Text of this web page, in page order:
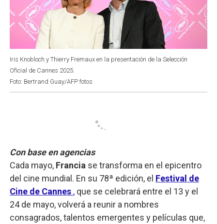
Iris Knobloch y Thierry Fremaux en la presentación de la Selección
Oficial de Cannes 2025.
Foto: Bertrand Guay/AFP fotos
Con base en agencias
Cada mayo, Francia se transforma en el epicentro
del cine mundial. En su 78ª edición, el Festival de
Cine de Cannes , que se celebrará entre el 13 y el
24 de mayo, volverá a reunir a nombres
consagrados, talentos emergentes y películas que,